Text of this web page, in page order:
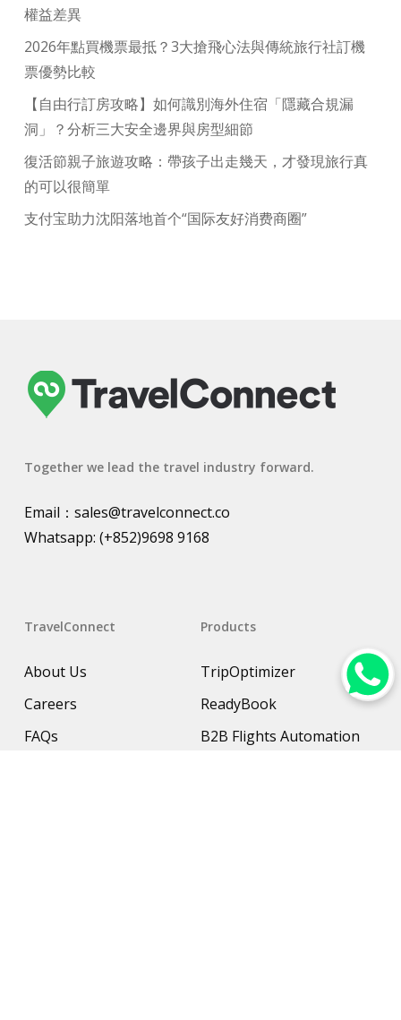
權益差異
2026年點買機票最抵？3大搶飛心法與傳統旅行社訂機
票優勢比較
【自由行訂房攻略】如何識別海外住宿「隱藏合規漏
洞」？分析三大安全邊界與房型細節
復活節親子旅遊攻略：帶孩子出走幾天，才發現旅行真
的可以很簡單
支付宝助力沈阳落地首个“国际友好消费商圈”
Together we lead the travel industry forward.
Email： sales@travelconnect.co
Whatsapp: (+852)9698 9168
TravelConnect
About Us
Careers
FAQs
Products
TripOptimizer
ReadyBook
B2B Flights Automation